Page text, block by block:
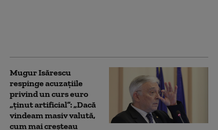
Mugur Isărescu
respinge acuzațiile
privind un curs euro
„ținut artificial”: „Dacă
vindeam masiv valută,
cum mai creșteau